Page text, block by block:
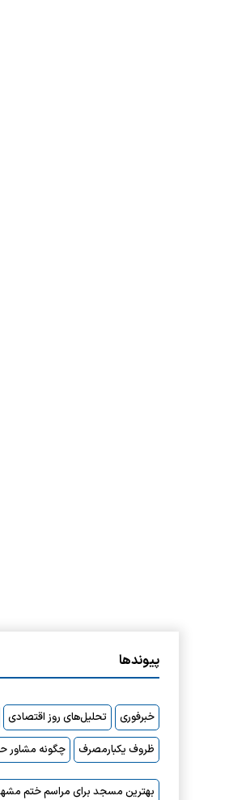
پیوندها
خبرفوری تحلیل‌های روز اقتصادی
ظروف یکبارمصرف
چگونه مشاور حقوقی درجه
بهترین مسجد برای مراسم ختم